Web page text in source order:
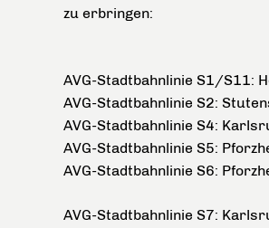
zu erbringen:
AVG-Stadtbahnlinie S1/S11:
AVG-Stadtbahnlinie S2:
AVG-Stadtbahnlinie S4:
AVG-Stadtbahnlinie S5:
AVG-Stadtbahnlinie S6:
AVG-Stadtbahnlinie S7: